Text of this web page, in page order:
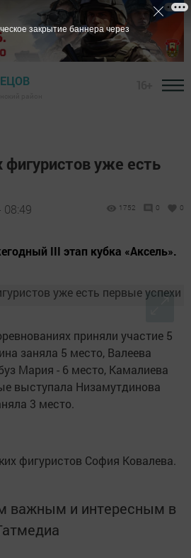
фигуристов уже есть
08:49 1752 0 0
III этап кубка «Аксель».
приняли участие 5
заняла 5 место, Валеева
Мария - 6 место, Камалиева
выступала Низамутдинова
3 место.
фигуристов София Ковалева.
важным и интересным в
закрытие баннера через